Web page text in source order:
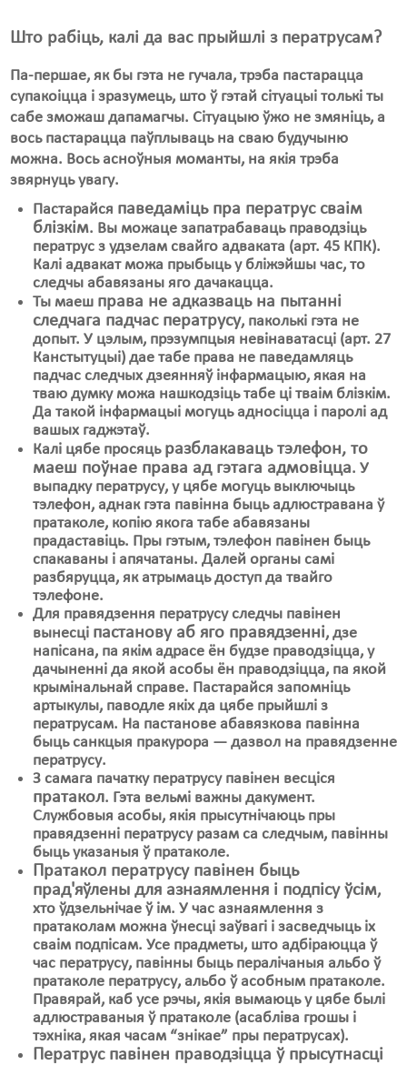
Што рабіць, калі да вас прыйшлі з ператрусам?
Па-першае, як бы гэта не гучала, трэба пастарацца
супакоіцца і зразумець, што ў гэтай сітуацыі толькі ты
сабе зможаш дапамагчы. Сітуацыю ўжо не змяніць, а
вось пастарацца паўплываць на сваю будучыню
можна. Вось асноўныя моманты, на якія трэба
звярнуць увагу.
Пастарайся паведаміць пра ператрус сваім
блізкім. Вы можаце запатрабаваць праводзіць
ператрус з удзелам свайго адваката (арт. 45 КПК).
Калі адвакат можа прыбыць у бліжэйшы час, то
следчы абавязаны яго дачакацца.
Ты маеш права не адказваць на пытанні
следчага падчас ператрусу, паколькі гэта не
допыт. У цэлым, прэзумпцыя невінаватасці (арт. 27
Канстытуцыі) дае табе права не паведамляць
падчас следчых дзеянняў інфармацыю, якая на
тваю думку можа нашкодзіць табе ці тваім блізкім.
Да такой інфармацыі могуць адносіцца і паролі ад
вашых гаджэтаў.
Калі цябе просяць разблакаваць тэлефон, то
маеш поўнае права ад гэтага адмовіцца. У
выпадку ператрусу, у цябе могуць выключыць
тэлефон, аднак гэта павінна быць адлюстравана ў
пратаколе, копію якога табе абавязаны
прадаставіць. Пры гэтым, тэлефон павінен быць
спакаваны і апячатаны. Далей органы самі
разбяруцца, як атрымаць доступ да твайго
тэлефоне.
Для правядзення ператрусу следчы павінен
вынесці пастанову аб яго правядзенні, дзе
напісана, па якім адрасе ён будзе праводзіцца, у
дачыненні да якой асобы ён праводзіцца, па якой
крымінальнай справе. Пастарайся запомніць
артыкулы, паводле якіх да цябе прыйшлі з
ператрусам. На пастанове абавязкова павінна
быць санкцыя пракурора — дазвол на правядзенне
ператрусу.
З самага пачатку ператрусу павінен весціся
пратакол. Гэта вельмі важны дакумент.
Службовыя асобы, якія прысутнічаюць пры
правядзенні ператрусу разам са следчым, павінны
быць указаныя ў пратаколе.
Пратакол ператрусу павінен быць
прад'яўлены для азнаямлення і подпісу ўсім,
хто ўдзельнічае ў ім. У час азнаямлення з
пратаколам можна ўнесці заўвагі і засведчыць іх
сваім подпісам. Усе прадметы, што адбіраюцца ў
час ператрусу, павінны быць пералічаныя альбо ў
пратаколе ператрусу, альбо ў асобным пратаколе.
Правярай, каб усе рэчы, якія вымаюць у цябе былі
адлюстраваныя ў пратаколе (асабліва грошы і
тэхніка, якая часам “знікае” пры ператрусах).
Ператрус павінен праводзіцца ў прысутнасці